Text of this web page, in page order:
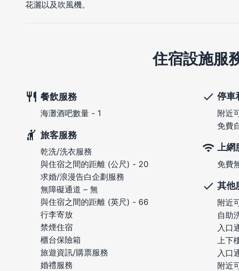
花灑以及吹風機。
住宿設施服
餐飲服務
海灘酒吧數量 - 1
旅客服務
乾洗/洗衣服務
與住宿之間的距離 (公尺) - 20
求婚/浪漫告白企劃服務
無障礙通道 – 無
與住宿之間的距離 (英尺) - 66
行李寄放
禁煙住宿
櫃台保險箱
旅遊資訊/購票服務
婚禮服務
停車
附近
免費
上
免費
其他
附近
自助
入口
上下
入口
附近